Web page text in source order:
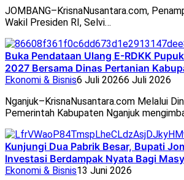
JOMBANG–KrisnaNusantara.com,
Wakil Presiden RI, Selvi…
Buka Pendataan Ulang E-RDKK
2027 Bersama Dinas Pertanian
Ekonomi & Bisnis6 Juli 20266 Juli 2026
Nganjuk–KrisnaNusantara.com Melalui
Pemerintah Kabupaten Nganjuk
Kunjungi Dua Pabrik Besar, Bupati
Investasi Berdampak Nyata Bagi
Ekonomi & Bisnis13 Juni 2026